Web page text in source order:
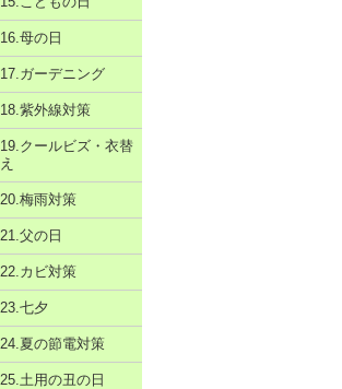
16.母の日
17.ガーデニング
18.紫外線対策
19.クールビズ・衣替
え
20.梅雨対策
21.父の日
22.カビ対策
23.七夕
24.夏の節電対策
25.土用の丑の日